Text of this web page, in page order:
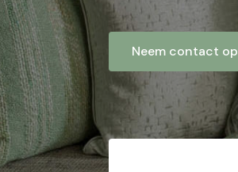
Neem contact op